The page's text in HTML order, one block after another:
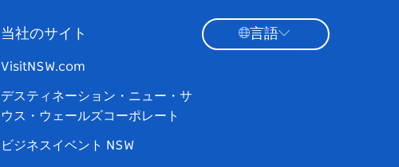
当社のサイト
VisitNSW.com
デスティネーション・ニュー・サ
ウス・ウェールズコーポレート
ビジネスイベント NSW
言語